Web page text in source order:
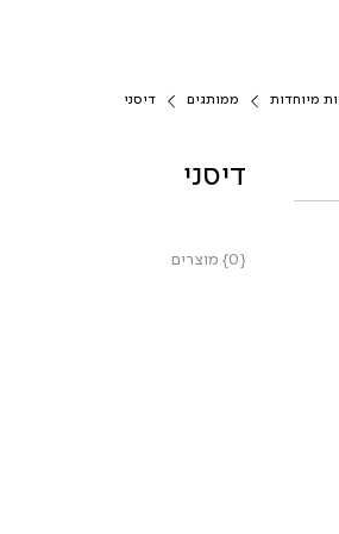
מיוחדות ממותגים דיסני
דיסני
{0} מוצרים